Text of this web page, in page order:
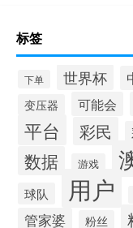
标签
下单 世界杯
变压器 可能会
平台 彩民
数据 游戏
球队
用户
管家婆 粉丝